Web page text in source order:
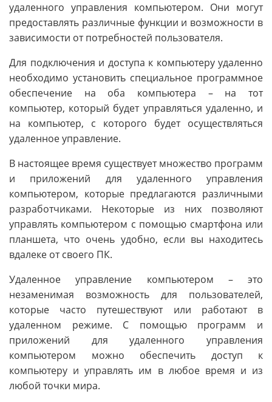
удаленного управления компьютером. Они могут
предоставлять различные функции и возможности в
зависимости от потребностей пользователя.
Для подключения и доступа к компьютеру удаленно
необходимо установить специальное программное
обеспечение на оба компьютера – на тот
компьютер, который будет управляться удаленно, и
на компьютер, с которого будет осуществляться
удаленное управление.
В настоящее время существует множество программ
и приложений для удаленного управления
компьютером, которые предлагаются различными
разработчиками. Некоторые из них позволяют
управлять компьютером с помощью смартфона или
планшета, что очень удобно, если вы находитесь
вдалеке от своего ПК.
Удаленное управление компьютером – это
незаменимая возможность для пользователей,
которые часто путешествуют или работают в
удаленном режиме. С помощью программ и
приложений для удаленного управления
компьютером можно обеспечить доступ к
компьютеру и управлять им в любое время и из
любой точки мира.